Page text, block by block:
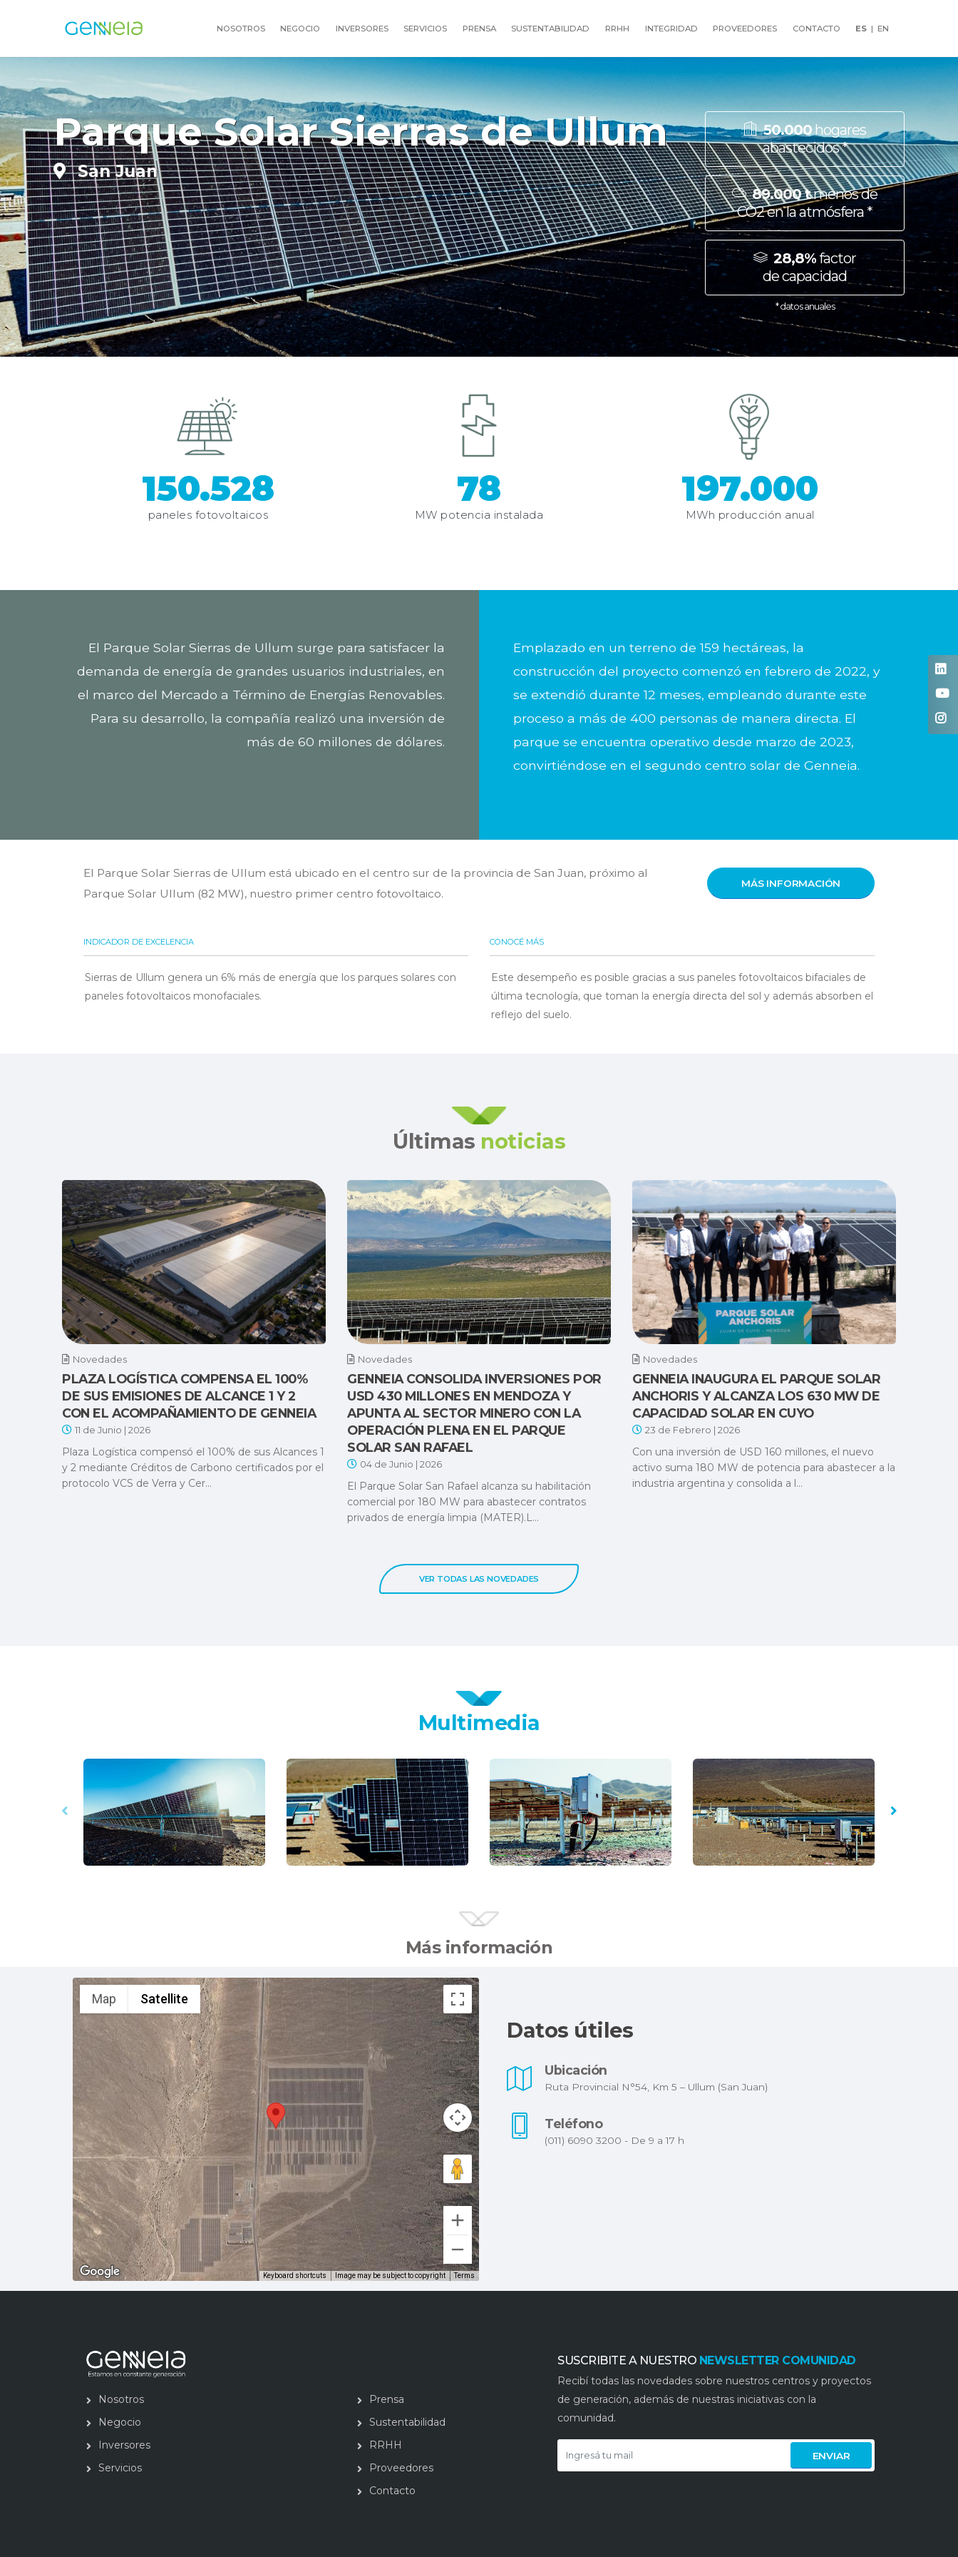
NOSOTROS NEGOCIO INVERSORES SERVICIOS PRENSA SUSTENTABILIDAD RRHH INTEGRIDAD PROVEEDORES CONTACTO ES | EN
San Juan
Parque Solar Sierras de Ullum 50.000hogares
abastecidos *
89.000 tmenos de
CO2 en la atmósfera *
28,8%factor
de capacidad
* datos anuales
150.528
paneles fotovoltaicos
78
MW potencia instalada
197.000
MWh producción anual
El Parque Solar Sierras de Ullum surge para satisfacer la
demanda de energía de grandes usuarios industriales, en
el marco del Mercado a Término de Energías Renovables.
Para su desarrollo, la compañía realizó una inversión de
más de 60 millones de dólares.
Emplazado en un terreno de 159 hectáreas, la
construcción del proyecto comenzó en febrero de 2022, y
se extendió durante 12 meses, empleando durante este
proceso a más de 400 personas de manera directa. El
parque se encuentra operativo desde marzo de 2023,
convirtiéndose en el segundo centro solar de Genneia.
El Parque Solar Sierras de Ullum está ubicado en el centro sur de la provincia de San Juan, próximo al
Parque Solar Ullum (82 MW), nuestro primer centro fotovoltaico.
MÁS INFORMACIÓN
INDICADOR DE EXCELENCIA
Sierras de Ullum genera un 6% más de energía que los parques solares con
paneles fotovoltaicos monofaciales.
CONOCÉ MÁS
Este desempeño es posible gracias a sus paneles fotovoltaicos bifaciales de
última tecnología, que toman la energía directa del sol y además absorben el
reflejo del suelo.
Últimas noticias
Novedades
PLAZA LOGÍSTICA COMPENSA EL 100%
DE SUS EMISIONES DE ALCANCE 1 Y 2
CON EL ACOMPAÑAMIENTO DE GENNEIA
11 de Junio | 2026
Plaza Logística compensó el 100% de sus Alcances 1
y 2 mediante Créditos de Carbono certificados por el
protocolo VCS de Verra y Cer...
Novedades
GENNEIA CONSOLIDA INVERSIONES POR
USD 430 MILLONES EN MENDOZA Y
APUNTA AL SECTOR MINERO CON LA
OPERACIÓN PLENA EN EL PARQUE
SOLAR SAN RAFAEL
04 de Junio | 2026
El Parque Solar San Rafael alcanza su habilitación
comercial por 180 MW para abastecer contratos
privados de energía limpia (MATER).L...
Novedades
GENNEIA INAUGURA EL PARQUE SOLAR
ANCHORIS Y ALCANZA LOS 630 MW DE
CAPACIDAD SOLAR EN CUYO
23 de Febrero | 2026
Con una inversión de USD 160 millones, el nuevo
activo suma 180 MW de potencia para abastecer a la
industria argentina y consolida a l...
VER TODAS LAS NOVEDADES
Multimedia
Más información
Map Satellite
Keyboard shortcuts Image may be subject to copyright Terms
Datos útiles
Ubicación
Ruta Provincial N°54, Km 5 – Ullum (San Juan)
Teléfono
(011) 6090 3200 - De 9 a 17 h
Nosotros
Negocio
Inversores
Servicios
Prensa
Sustentabilidad
RRHH
Proveedores
Contacto
SUSCRIBITE A NUESTRO NEWSLETTER COMUNIDAD
Recibí todas las novedades sobre nuestros centros y proyectos
de generación, además de nuestras iniciativas con la
comunidad.
ENVIAR